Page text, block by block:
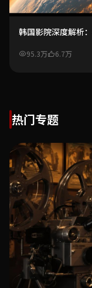
韩国影院深度解析
95.3万 6.7万
热门专题